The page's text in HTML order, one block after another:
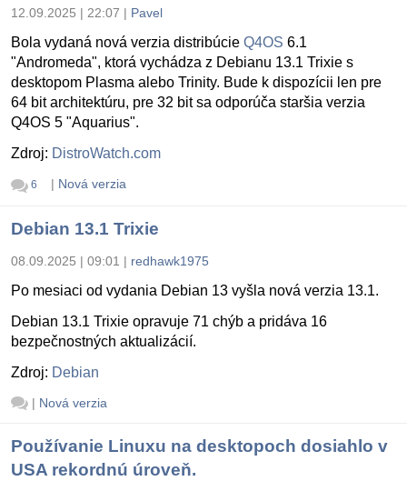
12.09.2025 | 22:07 | Pavel
Bola vydaná nová verzia distribúcie Q4OS 6.1
"Andromeda", ktorá vychádza z Debianu 13.1 Trixie s
desktopom Plasma alebo Trinity. Bude k dispozícii len pre
64 bit architektúru, pre 32 bit sa odporúča staršia verzia
Q4OS 5 "Aquarius".
Zdroj: DistroWatch.com
6 | Nová verzia
Debian 13.1 Trixie
08.09.2025 | 09:01 | redhawk1975
Po mesiaci od vydania Debian 13 vyšla nová verzia 13.1.
Debian 13.1 Trixie opravuje 71 chýb a pridáva 16
bezpečnostných aktualizácií.
Zdroj: Debian
| Nová verzia
Používanie Linuxu na desktopoch dosiahlo v
USA rekordnú úroveň.